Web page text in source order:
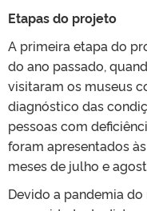
Etapas do projeto
A primeira etapa do
do ano passado,
visitaram os museus
diagnóstico das
pessoas com
foram apresentados
meses de julho e
Devido a pandemia